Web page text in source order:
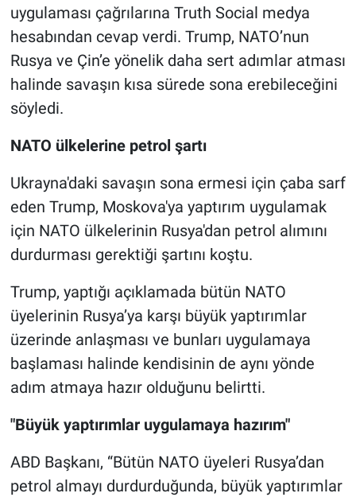
uygulaması çağrılarına Truth Social medya
hesabından cevap verdi. Trump, NATO’nun
Rusya ve Çin’e yönelik daha sert adımlar atması
halinde savaşın kısa sürede sona erebileceğini
söyledi.
NATO ülkelerine petrol şartı
Ukrayna'daki savaşın sona ermesi için çaba sarf
eden Trump, Moskova'ya yaptırım uygulamak
için NATO ülkelerinin Rusya'dan petrol alımını
durdurması gerektiği şartını koştu.
Trump, yaptığı açıklamada bütün NATO
üyelerinin Rusya’ya karşı büyük yaptırımlar
üzerinde anlaşması ve bunları uygulamaya
başlaması halinde kendisinin de aynı yönde
adım atmaya hazır olduğunu belirtti.
"Büyük yaptırımlar uygulamaya hazırım"
ABD Başkanı, “Bütün NATO üyeleri Rusya’dan
petrol almayı durdurduğunda, büyük yaptırımlar